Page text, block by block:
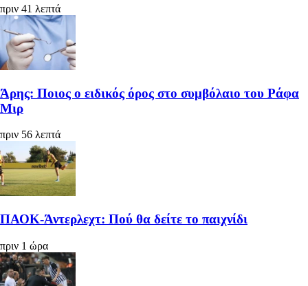
πριν 41 λεπτά
Άρης: Ποιος ο ειδικός όρος στο συμβόλαιο του Ράφα
Μιρ
πριν 56 λεπτά
ΠΑΟΚ-Άντερλεχτ: Πού θα δείτε το παιχνίδι
πριν 1 ώρα